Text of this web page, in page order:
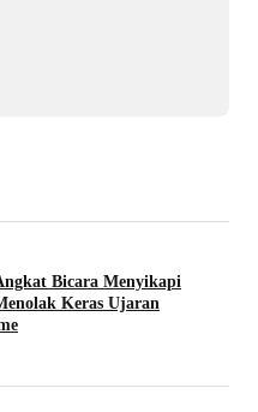
Bicara Menyikapi
Keras Ujaran